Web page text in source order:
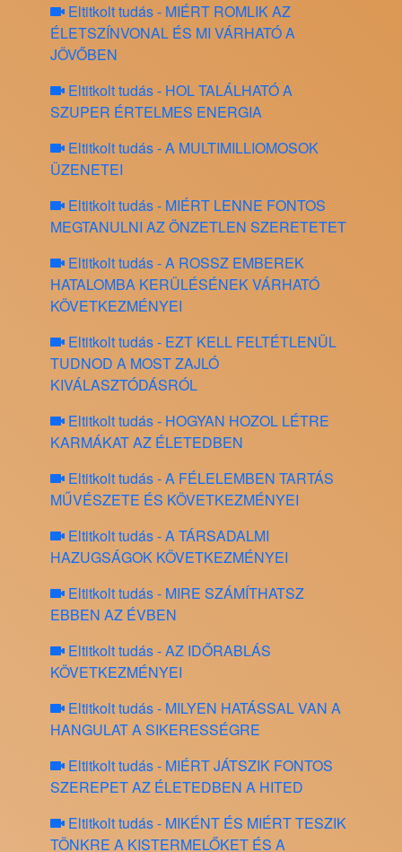
Eltitkolt tudás - MIÉRT ROMLIK AZ
ÉLETSZÍNVONAL ÉS MI VÁRHATÓ A
JÖVŐBEN
Eltitkolt tudás - HOL TALÁLHATÓ A
SZUPER ÉRTELMES ENERGIA
Eltitkolt tudás - A MULTIMILLIOMOSOK
ÜZENETEI
Eltitkolt tudás - MIÉRT LENNE FONTOS
MEGTANULNI AZ ÖNZETLEN SZERETETET
Eltitkolt tudás - A ROSSZ EMBEREK
HATALOMBA KERÜLÉSÉNEK VÁRHATÓ
KÖVETKEZMÉNYEI
Eltitkolt tudás - EZT KELL FELTÉTLENÜL
TUDNOD A MOST ZAJLÓ
KIVÁLASZTÓDÁSRÓL
Eltitkolt tudás - HOGYAN HOZOL LÉTRE
KARMÁKAT AZ ÉLETEDBEN
Eltitkolt tudás - A FÉLELEMBEN TARTÁS
MŰVÉSZETE ÉS KÖVETKEZMÉNYEI
Eltitkolt tudás - A TÁRSADALMI
HAZUGSÁGOK KÖVETKEZMÉNYEI
Eltitkolt tudás - MIRE SZÁMÍTHATSZ
EBBEN AZ ÉVBEN
Eltitkolt tudás - AZ IDŐRABLÁS
KÖVETKEZMÉNYEI
Eltitkolt tudás - MILYEN HATÁSSAL VAN A
HANGULAT A SIKERESSÉGRE
Eltitkolt tudás - MIÉRT JÁTSZIK FONTOS
SZEREPET AZ ÉLETEDBEN A HITED
Eltitkolt tudás - MIKÉNT ÉS MIÉRT TESZIK
TÖNKRE A KISTERMELŐKET ÉS A